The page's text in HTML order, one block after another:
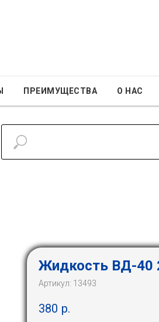
ПРЕИМУЩЕСТВА О НАС
Жидкость ВД-40
Артикул: 13493
380 р.